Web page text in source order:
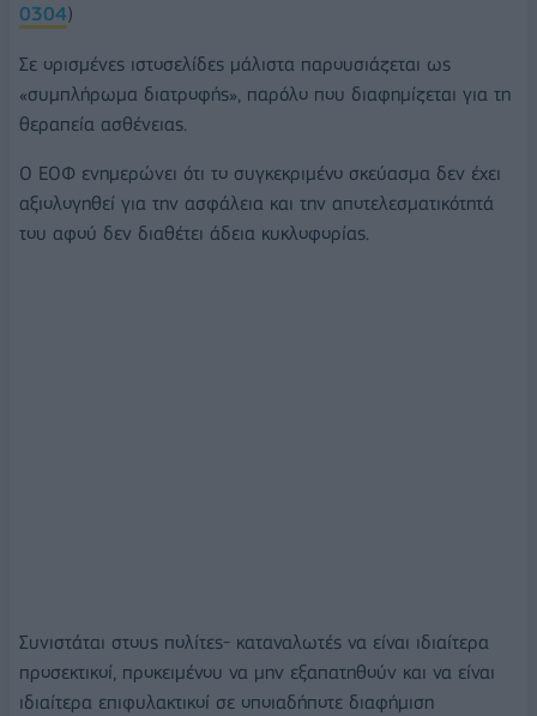
0304)
Σε ορισμένες ιστοσελίδες μάλιστα παρουσιάζεται ως
«συμπλήρωμα διατροφής», παρόλο που διαφημίζεται για τη
θεραπεία ασθένειας.
Ο ΕΟΦ ενημερώνει ότι το συγκεκριμένο σκεύασμα δεν έχει
αξιολογηθεί για την ασφάλεια και την αποτελεσματικότητά
του αφού δεν διαθέτει άδεια κυκλοφορίας.
Συνιστάται στους πολίτες- καταναλωτές να είναι ιδιαίτερα
προσεκτικοί, προκειμένου να μην εξαπατηθούν και να είναι
ιδιαίτερα επιφυλακτικοί σε οποιαδήποτε διαφήμιση